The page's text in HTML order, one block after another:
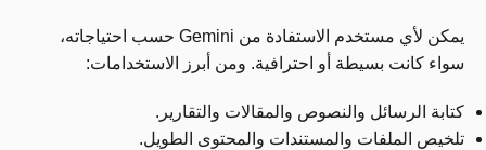
يمكن لأي مستخدم الاستفادة من Gemini حسب احتياجاته،
سواء كانت بسيطة أو احترافية. ومن أبرز الاستخدامات:
كتابة الرسائل والنصوص والمقالات والتقارير.
تلخيص الملفات والمستندات والمحتوى الطويل.